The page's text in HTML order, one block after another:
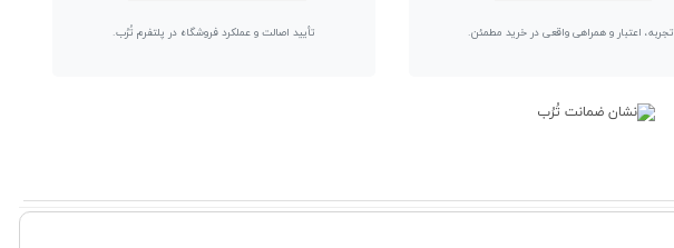
تجربه، اعتبار و همراهی واقعی در خرید مطمئن. تأیید اصالت و عملکرد فروشگاه در پلتفرم تُرُب.